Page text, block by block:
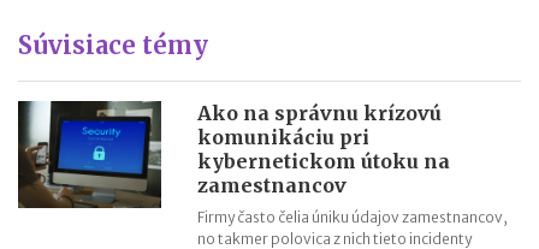
Daňový bonus na hypotéky pre mladých od roku 2018
príjmov
Superodpočet nákladov na výskum a vývoj porastie od 1.1.2018
na 100 %
Daňové tajomstvo od roku 2018 a nové verejné zoznamy
Záväzné stanoviská budú od 1.1.2018 lacnejšie
Súvisiace témy
Ako na správnu krízovú
komunikáciu pri
kybernetickom útoku na
zamestnancov
Firmy často čelia úniku údajov zamestnancov,
no takmer polovica z nich tieto incidenty